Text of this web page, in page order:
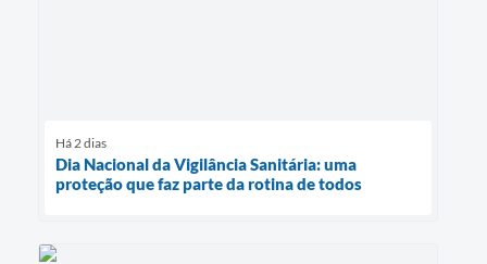
Há 2 dias
Dia Nacional da Vigilância Sanitária: uma
proteção que faz parte da rotina de todos